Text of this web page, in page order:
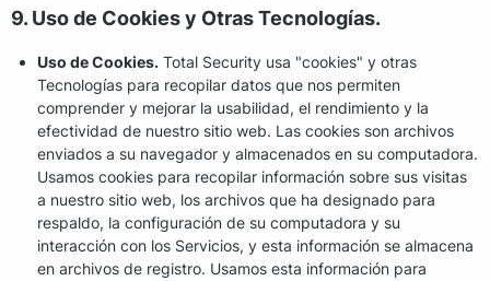
9. Uso de Cookies y Otras Tecnologías.
Uso de Cookies. Total Security usa "cookies" y otras
Tecnologías para recopilar datos que nos permiten
comprender y mejorar la usabilidad, el rendimiento y la
efectividad de nuestro sitio web. Las cookies son archivos
enviados a su navegador y almacenados en su computadora.
Usamos cookies para recopilar información sobre sus visitas
a nuestro sitio web, los archivos que ha designado para
respaldo, la configuración de su computadora y su
interacción con los Servicios, y esta información se almacena
en archivos de registro. Usamos esta información para